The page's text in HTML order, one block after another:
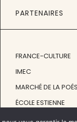
PARTENAIRES
FRANCE-CULTURE
IMEC
MARCHÉ DE LA
ÉCOLE ESTIENNE